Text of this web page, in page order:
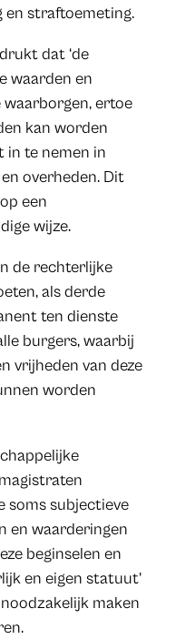
en straftoemeting.
dat ‘de
waarden en
waarborgen, ertoe
kan worden
in te nemen in
overheden. Dit
een
wijze.
de rechterlijke
als derde
ten dienste
burgers, waarbij
vrijheden van deze
worden
soms subjectieve
en waarderingen
beginselen en
en eigen statuut’
maken